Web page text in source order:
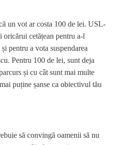
un vot ar costa 100 de lei. USL-
oricărui cetățean pentru a-l
pentru a vota suspendarea
Pentru 100 de lei, sunt deja
și cu cât sunt mai multe
puține șanse ca obiectivul tău
să convingă oamenii să nu